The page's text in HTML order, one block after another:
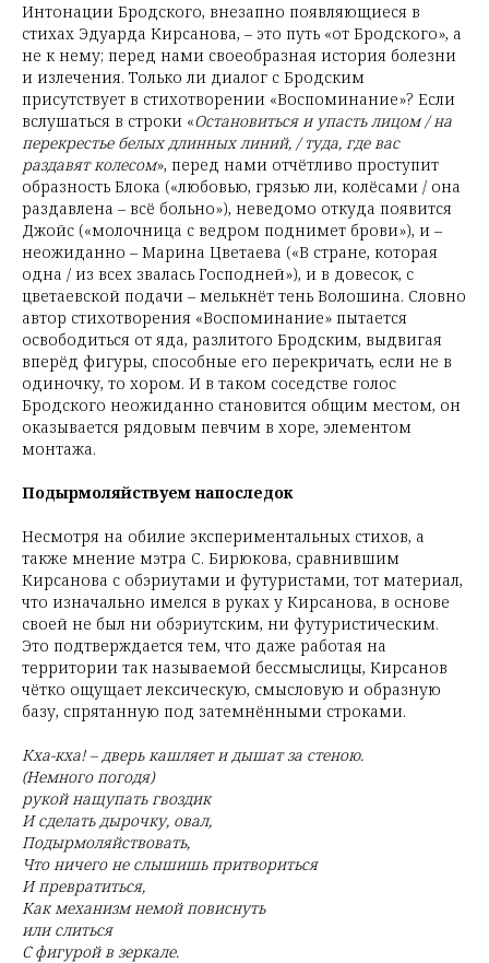
Интонации Бродского, внезапно появляющиеся в
стихах Эдуарда Кирсанова, – это путь «от Бродского», а
не к нему; перед нами своеобразная история болезни
и излечения. Только ли диалог с Бродским
присутствует в стихотворении «Воспоминание»? Если
вслушаться в строки «Остановиться и упасть лицом / на
перекрестье белых длинных линий, / туда, где вас
раздавят колесом», перед нами отчётливо проступит
образность Блока («любовью, грязью ли, колёсами / она
раздавлена – всё больно»), неведомо откуда появится
Джойс («молочница с ведром поднимет брови»), и –
неожиданно – Марина Цветаева («В стране, которая
одна / из всех звалась Господней»), и в довесок, с
цветаевской подачи – мелькнёт тень Волошина. Словно
автор стихотворения «Воспоминание» пытается
освободиться от яда, разлитого Бродским, выдвигая
вперёд фигуры, способные его перекричать, если не в
одиночку, то хором. И в таком соседстве голос
Бродского неожиданно становится общим местом, он
оказывается рядовым певчим в хоре, элементом
монтажа.
Подырмоляйствуем напоследок
Несмотря на обилие экспериментальных стихов, а
также мнение мэтра С. Бирюкова, сравнившим
Кирсанова с обэриутами и футуристами, тот материал,
что изначально имелся в руках у Кирсанова, в основе
своей не был ни обэриутским, ни футуристическим.
Это подтверждается тем, что даже работая на
территории так называемой бессмыслицы, Кирсанов
чётко ощущает лексическую, смысловую и образную
базу, спрятанную под затемнёнными строками.
Кха-кха! – дверь кашляет и дышат за стеною.
(Немного погодя)
рукой нащупать гвоздик
И сделать дырочку, овал,
Подырмоляйствовать,
Что ничего не слышишь притвориться
И превратиться,
Как механизм немой повиснуть
или слиться
С фигурой в зеркале.